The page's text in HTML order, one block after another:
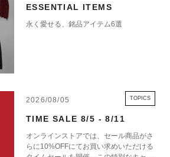
ESSENTIAL ITEMS
永く愛せる、銘品アイテム6選
2026/08/05 TOPICS
TIME SALE 8/5 - 8/11
オンラインストアでは、セール商品がさ
らに10%OFFにてお買い求めいただける